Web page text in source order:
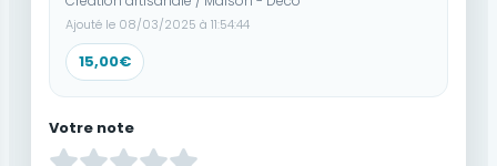
Ajouté le 08/03/2025 à 11:54:44
15,00€
Votre note